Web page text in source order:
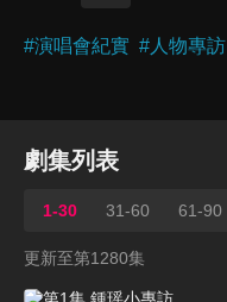
#演唱會紀實 # 人物專訪
劇集列表
1-30 31-60 61-90
更新至第1280集